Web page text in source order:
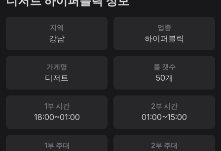
지역
강남
업종
하이퍼블릭
가게명
디저트
룸 갯수
50개
1부 시간
18:00~01:00
2부 시간
01:00~15:00
1부 주대 2부 주대